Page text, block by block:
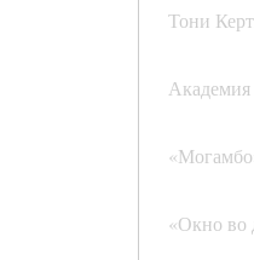
Тони
«Окно во